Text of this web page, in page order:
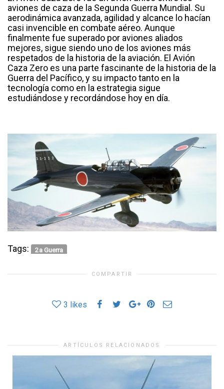
aviones de caza de la Segunda Guerra Mundial. Su
aerodinámica avanzada, agilidad y alcance lo hacían
casi invencible en combate aéreo. Aunque
finalmente fue superado por aviones aliados
mejores, sigue siendo uno de los aviones más
respetados de la historia de la aviación. El Avión
Caza Zero es una parte fascinante de la historia de la
Guerra del Pacífico, y su impacto tanto en la
tecnología como en la estrategia sigue
estudiándose y recordándose hoy en día.
Tags: 2a Guerra
COMPARTIR
3 likes
ARTÍCULOS RELACIONADOS